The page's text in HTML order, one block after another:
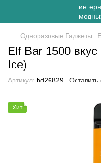
Одноразовые Гаджеты
Elf Bar 1500
Ice)
Артикул: hd26829 Оставить
Хит